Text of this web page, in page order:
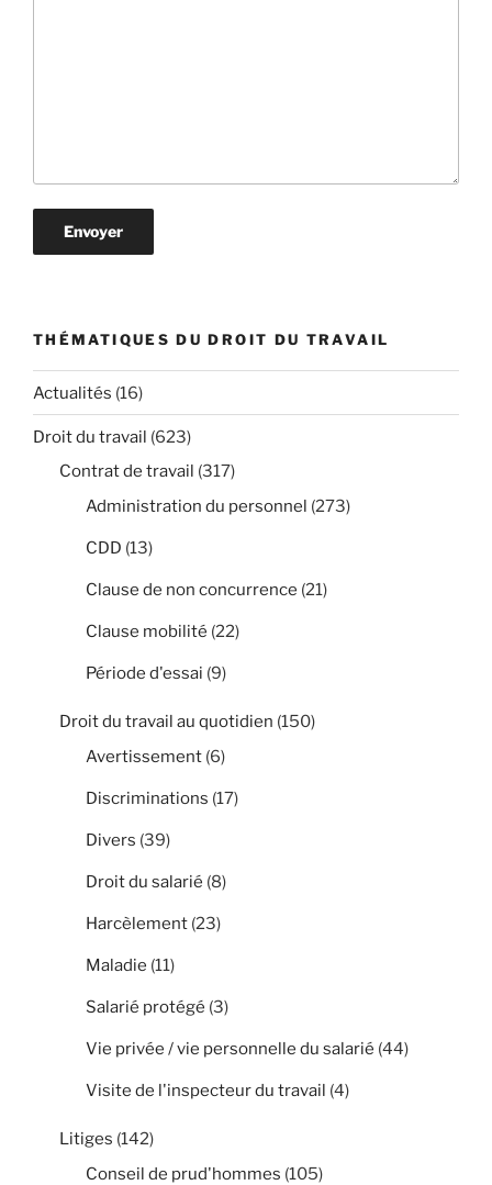
THÉMATIQUES DU DROIT DU TRAVAIL
Actualités (16)
Droit du travail (623)
Contrat de travail (317)
Administration du personnel (273)
CDD (13)
Clause de non concurrence (21)
Clause mobilité (22)
Période d'essai (9)
Droit du travail au quotidien (150)
Avertissement (6)
Discriminations (17)
Divers (39)
Droit du salarié (8)
Harcèlement (23)
Maladie (11)
Salarié protégé (3)
Vie privée / vie personnelle du salarié (44)
Visite de l'inspecteur du travail (4)
Litiges (142)
Conseil de prud'hommes (105)